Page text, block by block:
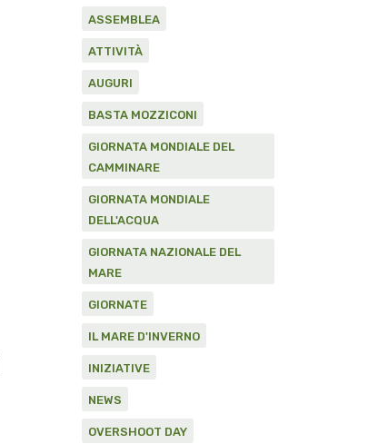
ASSEMBLEA
ATTIVITÀ
AUGURI
BASTA MOZZICONI
GIORNATA MONDIALE DEL
CAMMINARE
GIORNATA MONDIALE
DELL'ACQUA
GIORNATA NAZIONALE DEL
MARE
GIORNATE
IL MARE D'INVERNO
INIZIATIVE
NEWS
OVERSHOOT DAY